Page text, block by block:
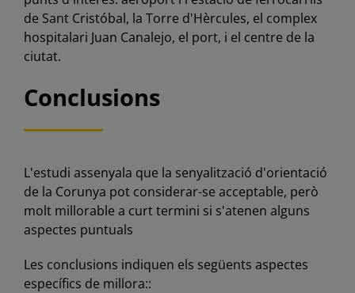
de Sant Cristóbal, la Torre d'Hèrcules, el complex
hospitalari Juan Canalejo, el port, i el centre de la
ciutat.
Conclusions
L'estudi assenyala que la senyalització d'orientació
de la Corunya pot considerar-se acceptable, però
molt millorable a curt termini si s'atenen alguns
aspectes puntuals
Les conclusions indiquen els següents aspectes
específics de millora::